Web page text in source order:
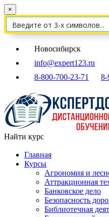
×
Новосибирск
info@expert123.ru
8-800-700-23-71
8-
Найти курс
Главная
Курсы
Агрономия и
Аттракционная
Банковское дело
Безопасность
Библиотечная